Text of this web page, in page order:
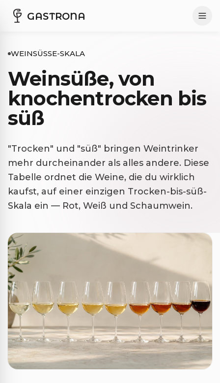
GASTRONA
WEINSÜSSE-SKALA
Weinsüße, von
knochentrocken bis
süß
"Trocken" und "süß" bringen Weintrinker
mehr durcheinander als alles andere. Diese
Tabelle ordnet die Weine, die du wirklich
kaufst, auf einer einzigen Trocken-bis-süß-
Skala ein — Rot, Weiß und Schaumwein.